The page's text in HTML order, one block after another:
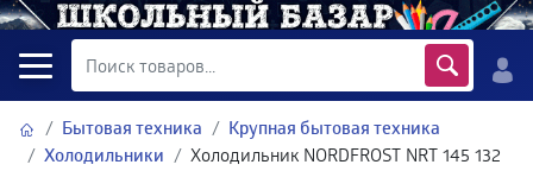
Бытовая техника
Крупная бытовая техника
Холодильники
Холодильник NORDFROST NRT 145 132